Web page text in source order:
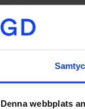
Denna webbplats